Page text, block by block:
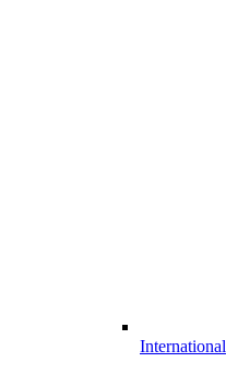
International